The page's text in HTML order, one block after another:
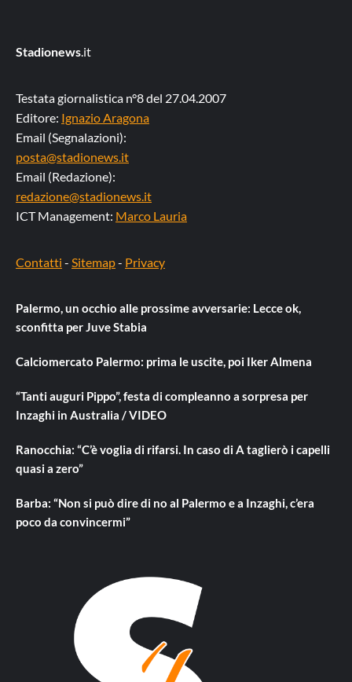
Stadionews.it
Testata giornalistica n°8 del 27.04.2007
Editore: Ignazio Aragona
Email (Segnalazioni):
posta@stadionews.it
Email (Redazione):
redazione@stadionews.it
ICT Management: Marco Lauria
Contatti - Sitemap- Privacy
Palermo, un occhio alle prossime avversarie: Lecce ok,
sconfitta per Juve Stabia
Calciomercato Palermo: prima le uscite, poi Iker Almena
“Tanti auguri Pippo”, festa di compleanno a sorpresa per
Inzaghi in Australia / VIDEO
Ranocchia: “C’è voglia di rifarsi. In caso di A taglierò i capelli
quasi a zero”
Barba: “Non si può dire di no al Palermo e a Inzaghi, c’era
poco da convincermi”